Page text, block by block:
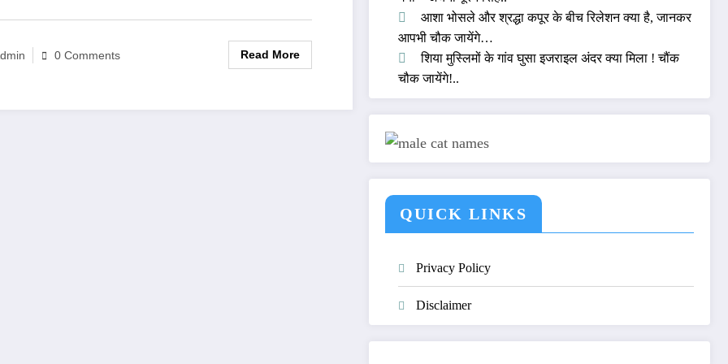
0 Comments Read More
आशा भोसले और श्रद्धा कपूर के बीच रिलेशन क्या है, जानकर
आपभी चौक जायेंगे…
शिया मुस्लिमों के गांव घुसा इजराइल अंदर क्या मिला ! चौंक
चौक जायेंगे!..
QUICK LINKS
Privacy Policy
Disclaimer